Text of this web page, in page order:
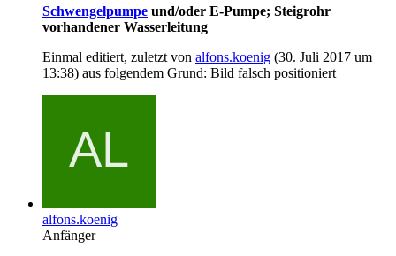
Schwengelpumpe und/oder E-Pumpe; Steigrohr
vorhandener Wasserleitung
Einmal editiert, zuletzt von alfons.koenig (30. Juli 2017 um
13:38) aus folgendem Grund: Bild falsch positioniert
alfons.koenig
Anfänger